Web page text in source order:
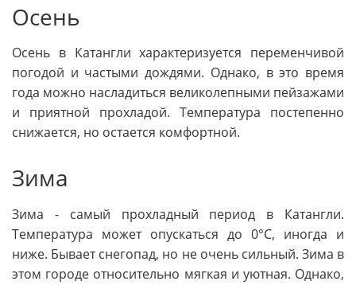
Осень
Осень в Катангли характеризуется переменчивой
погодой и частыми дождями. Однако, в это время
года можно насладиться великолепными пейзажами
и приятной прохладой. Температура постепенно
снижается, но остается комфортной.
Зима
Зима - самый прохладный период в Катангли.
Температура может опускаться до 0°C, иногда и
ниже. Бывает снегопад, но не очень сильный. Зима в
этом городе относительно мягкая и уютная. Однако,